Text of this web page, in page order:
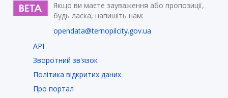
Якщо ви маєте зауваження або пропозиції,
будь ласка, напишіть нам:
opendata@ternopilcity.gov.ua
API
Зворотний зв'язок
Політика відкритих даних
Про портал